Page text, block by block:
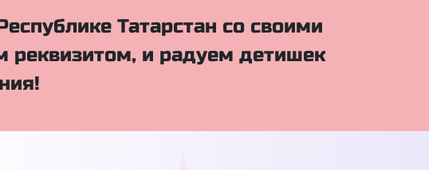
Татарстан со своими
и радуем детишек